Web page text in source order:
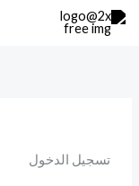
تخطي
تسجيل الدخول